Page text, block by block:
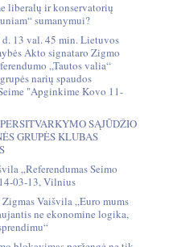
liberalų ir konservatorių
sumanymui?
13 val. 45 min. Lietuvos
Akto signataro Zigmo
„Tautos valia“
narių spaudos
"Apginkime Kovo 11-
SĄJŪDŽIO
GRUPĖS KLUBAS
„Referendumas Seimo
03-13, Vilnius
Vaišvila „Euro mums
ne ekonomine logika,